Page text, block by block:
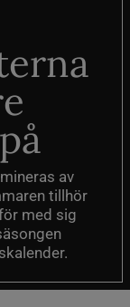
av
tillhör
med sig